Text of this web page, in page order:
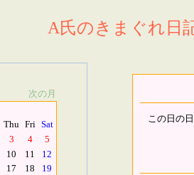
A氏のきまぐれ日
次の月
Thu Fri Sat
3 4
5
10 11
12
17 18
19
この日の